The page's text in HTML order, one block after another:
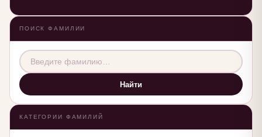
ПОИСК ФАМИЛИИ
Найти
КАТЕГОРИИ ФАМИЛИЙ